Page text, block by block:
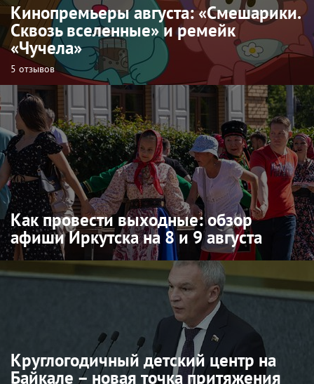
Кинопремьеры августа: «Смешарики.
Сквозь вселенные» и ремейк
«Чучела»
5 отзывов
Как провести выходные: обзор
афиши Иркутска на 8 и 9 августа
Круглогодичный детский центр на
Байкале – новая точка притяжения